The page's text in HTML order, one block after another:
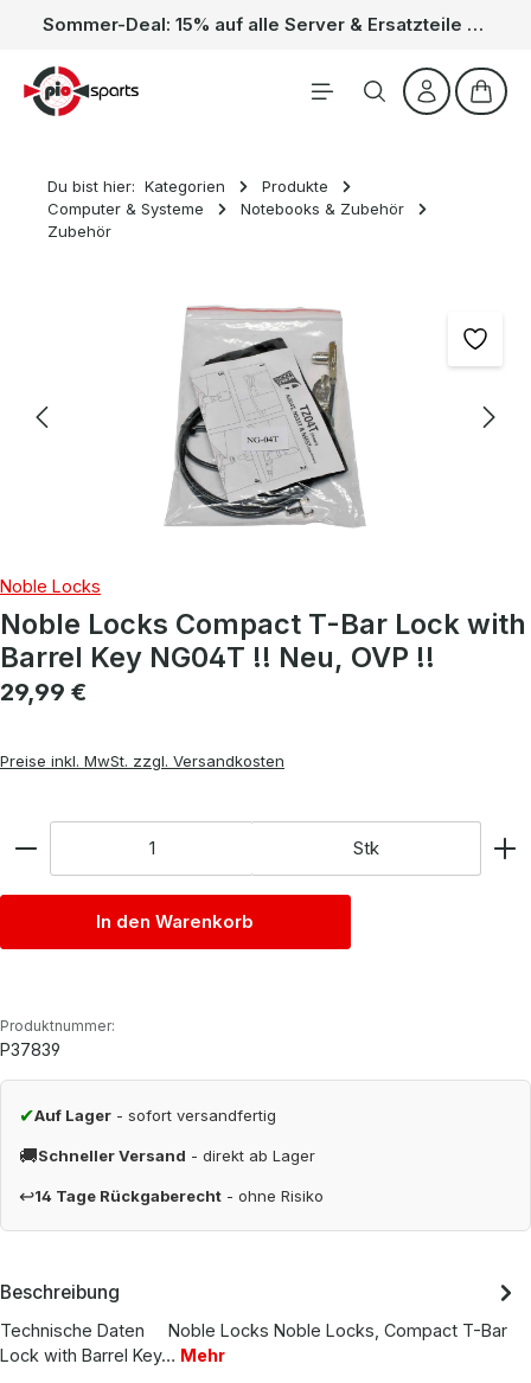
Zum Hauptinhalt springen Sommer-Deal: 15% auf alle Server & Ersatzteile – Kein Code nötig, der Rabatt wird automatisch im Warenkorb abgezogen. Gültig vom 01.06. bis 31.08.
Du bist hier: Kategorien
Produkte
Computer & Systeme
Notebooks & Zubehör
Zubehör
Noble Locks
Noble Locks Compact T-Bar Lock with
Barrel Key NG04T !! Neu, OVP !!
Regulärer Preis:
29,99 €
Preise inkl. MwSt. zzgl. Versandkosten
Stk
In den Warenkorb
Produktnummer:
P37839
✔Auf Lager - sofort versandfertig
🚚Schneller Versand - direkt ab Lager
↩14 Tage Rückgaberecht - ohne Risiko
Beschreibung
Technische Daten Noble Locks Noble Locks, Compact T-Bar
Lock with Barrel Key… Mehr